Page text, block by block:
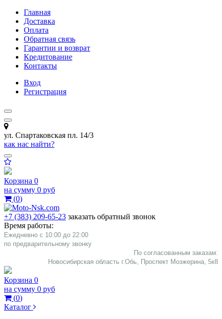
Главная
Доставка
Оплата
Обратная связь
Гарантии и возврат
Кредитование
Контакты
Вход
Регистрация
ул. Спартаковская пл. 14/3
как нас найти?
Корзина 0
на сумму 0 руб
(0)
+7 (383) 209-65-23 заказать обратный звонок
Время работы:
Ежедневно с 10:00 до 22:00
​по предварительному звонку
По согласованным заказам:
Новосибирская область г.Обь, Проспект Мозжерина, 5к8​
Корзина 0
на сумму 0 руб
(0)
Каталог